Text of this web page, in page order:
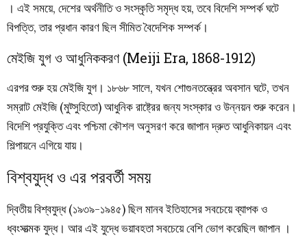
। এই সময়ে, দেশের অর্থনীতি ও সংস্কৃতি সমৃদ্ধ হয়, তবে বিদেশি সম্পর্ক ঘটে
বিপত্তি, তার প্রধান কারণ ছিল সীমিত বৈদেশিক সম্পর্ক।
মেইজি যুগ ও আধুনিককরণ (Meiji Era, 1868-1912)
এরপর শুরু হয় মেইজি যুগ। ১৮৬৮ সালে, যখন শোগুনতন্ত্রের অবসান ঘটে, তখন
সম্রাট মেইজি (মুট্সুহিতো) আধুনিক রাষ্ট্রের জন্য সংস্কার ও উন্নয়ন শুরু করেন।
বিদেশি প্রযুক্তি এবং পশ্চিমা কৌশল অনুসরণ করে জাপান দ্রুত আধুনিকায়ন এবং
শিল্পায়নে এগিয়ে যায়।
বিশ্বযুদ্ধ ও এর পরবর্তী সময়
দ্বিতীয় বিশ্বযুদ্ধ (১৯৩৯-১৯৪৫) ছিল মানব ইতিহাসের সবচেয়ে ব্যাপক ও
ধ্বংসাত্মক যুদ্ধ। আর এই যুদ্ধে ভয়াবহতা সবচেয়ে বেশি ভোগ করেছিল জাপান ।